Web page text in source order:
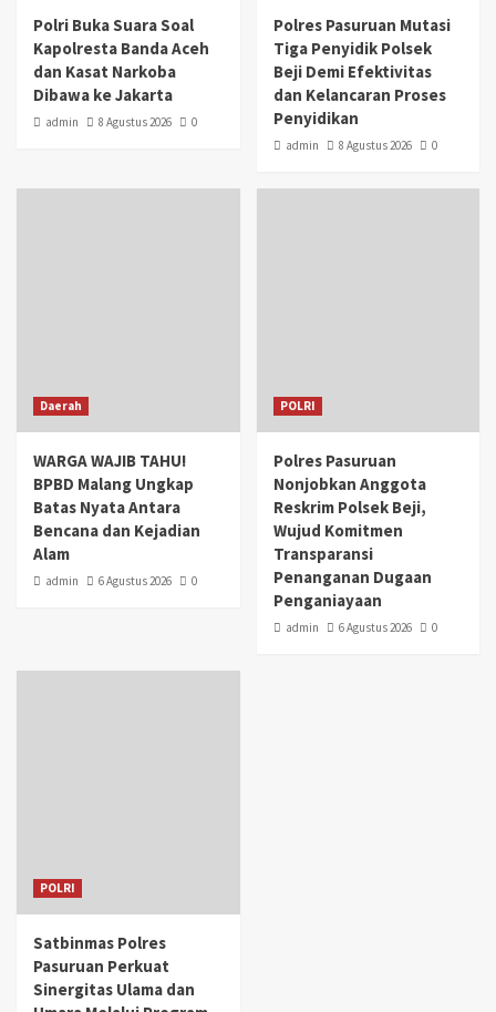
Polri Buka Suara Soal
Kapolresta Banda Aceh
dan Kasat Narkoba
Dibawa ke Jakarta
admin 8 Agustus 2026 0
Polres Pasuruan Mutasi
Tiga Penyidik Polsek
Beji Demi Efektivitas
dan Kelancaran Proses
Penyidikan
admin 8 Agustus 2026 0
Daerah
WARGA WAJIB TAHU!
BPBD Malang Ungkap
Batas Nyata Antara
Bencana dan Kejadian
Alam
admin 6 Agustus 2026 0
POLRI
Polres Pasuruan
Nonjobkan Anggota
Reskrim Polsek Beji,
Wujud Komitmen
Transparansi
Penanganan Dugaan
Penganiayaan
admin 6 Agustus 2026 0
POLRI
Satbinmas Polres
Pasuruan Perkuat
Sinergitas Ulama dan